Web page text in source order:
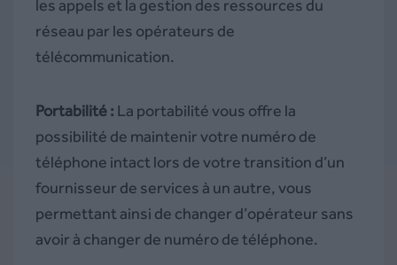
les appels et la gestion des ressources du
réseau par les opérateurs de
télécommunication.
Portabilité : La portabilité vous offre la
possibilité de maintenir votre numéro de
téléphone intact lors de votre transition d’un
fournisseur de services à un autre, vous
permettant ainsi de changer d’opérateur sans
avoir à changer de numéro de téléphone.